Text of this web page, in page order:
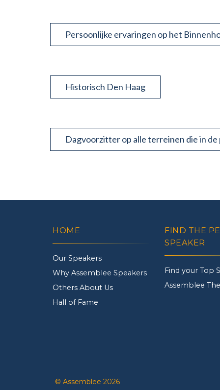
Persoonlijke ervaringen op het
Historisch Den Haag
Dagvoorzitter op alle terreinen die in de
HOME
Our Speakers
Why Assemblee Speakers
Others About Us
Hall of Fame
FIND THE
SPEAKER
Find your Top
Assemblee
© Assemblee 2026